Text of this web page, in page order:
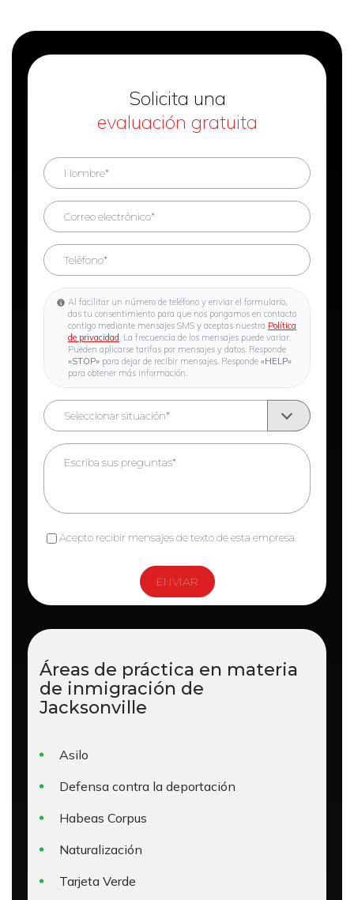
Solicita una
evaluación gratuita
Al facilitar un número de teléfono y enviar el formulario,
das tu consentimiento para que nos pongamos en contacto
contigo mediante mensajes SMS y aceptas nuestra Política
de privacidad. La frecuencia de los mensajes puede variar.
Pueden aplicarse tarifas por mensajes y datos. Responde
«STOP» para dejar de recibir mensajes. Responde «HELP»
para obtener más información.
Acepto recibir mensajes de texto de esta empresa.
Áreas de práctica en materia
de inmigración de
Jacksonville
Asilo
Defensa contra la deportación
Habeas Corpus
Naturalización
Tarjeta Verde